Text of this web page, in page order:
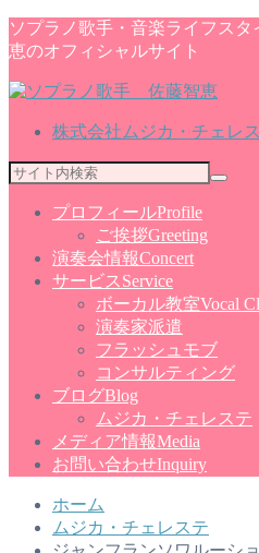
ソプラノ歌手・音楽ライフス
恵のオフィシャルサイト
株式会社ムジカ・チェレ
プロフィールProfile
ご挨拶Greeting
演奏会情報Concert
サービス Service
ボーカル教室Vocal
演奏家派遣
フラッシュモブ
コンサルティング
ブログBlog
ムジカ・チェレステ
メディア情報Media
お問い合わせInquiry
ホーム
ムジカ・チェレステ